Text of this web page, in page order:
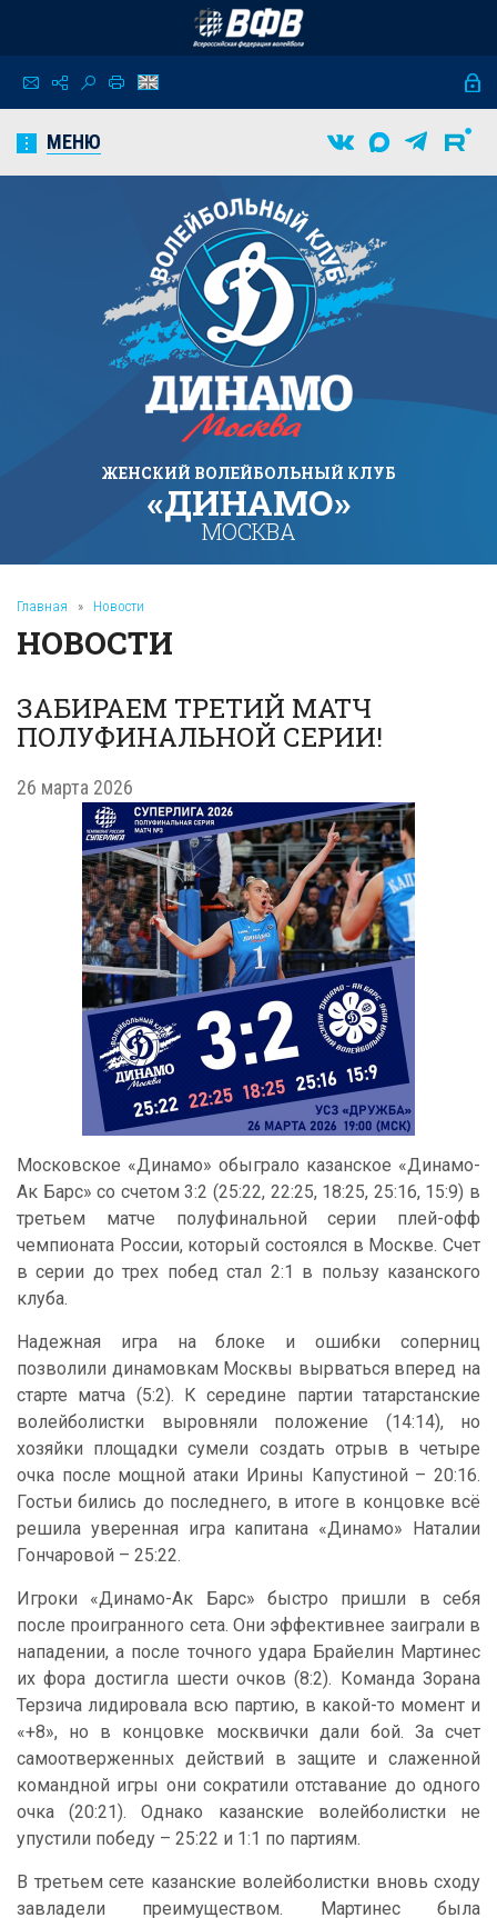
МЕНЮ
ЖЕНСКИЙ ВОЛЕЙБОЛЬНЫЙ КЛУБ
«ДИНАМО»
МОСКВА
Главная » Новости
НОВОСТИ
ЗАБИРАЕМ ТРЕТИЙ МАТЧ
ПОЛУФИНАЛЬНОЙ СЕРИИ!
26 марта 2026
Московское «Динамо» обыграло казанское «Динамо-
Ак Барс» со счетом 3:2 (25:22, 22:25, 18:25, 25:16, 15:9) в
третьем матче полуфинальной серии плей-офф
чемпионата России, который состоялся в Москве. Счет
в серии до трех побед стал 2:1 в пользу казанского
клуба.
Надежная игра на блоке и ошибки соперниц
позволили динамовкам Москвы вырваться вперед на
старте матча (5:2). К середине партии татарстанские
волейболистки выровняли положение (14:14), но
хозяйки площадки сумели создать отрыв в четыре
очка после мощной атаки Ирины Капустиной – 20:16.
Гостьи бились до последнего, в итоге в концовке всё
решила уверенная игра капитана «Динамо» Наталии
Гончаровой – 25:22.
Игроки «Динамо-Ак Барс» быстро пришли в себя
после проигранного сета. Они эффективнее заиграли в
нападении, а после точного удара Брайелин Мартинес
их фора достигла шести очков (8:2). Команда Зорана
Терзича лидировала всю партию, в какой-то момент и
«+8», но в концовке москвички дали бой. За счет
самоотверженных действий в защите и слаженной
командной игры они сократили отставание до одного
очка (20:21). Однако казанские волейболистки не
упустили победу – 25:22 и 1:1 по партиям.
В третьем сете казанские волейболистки вновь сходу
завладели преимуществом. Мартинес была